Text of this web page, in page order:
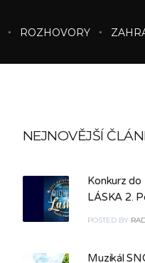
ROZHOVORY
NEJNOVĚJŠÍ
Konkurz do
LÁSKA 2.
POSTED BY
Muzikál